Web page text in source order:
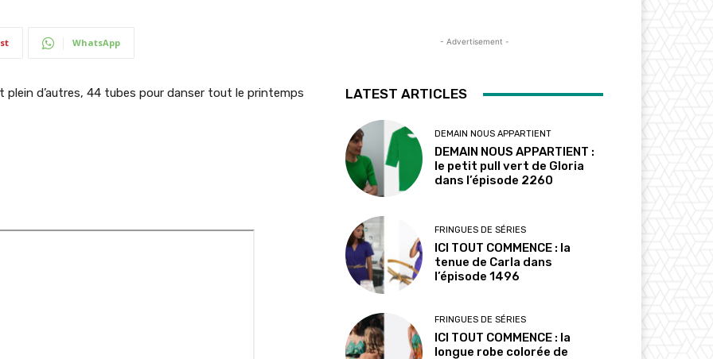
WhatsApp
plein d’autres, 44 tubes pour danser tout le printemps
- Advertisement -
LATEST ARTICLES
DEMAIN NOUS APPARTIENT
DEMAIN NOUS APPARTIENT :
le petit pull vert de Gloria
dans l’épisode 2260
FRINGUES DE SÉRIES
ICI TOUT COMMENCE : la
tenue de Carla dans
l’épisode 1496
FRINGUES DE SÉRIES
ICI TOUT COMMENCE : la
longue robe colorée de